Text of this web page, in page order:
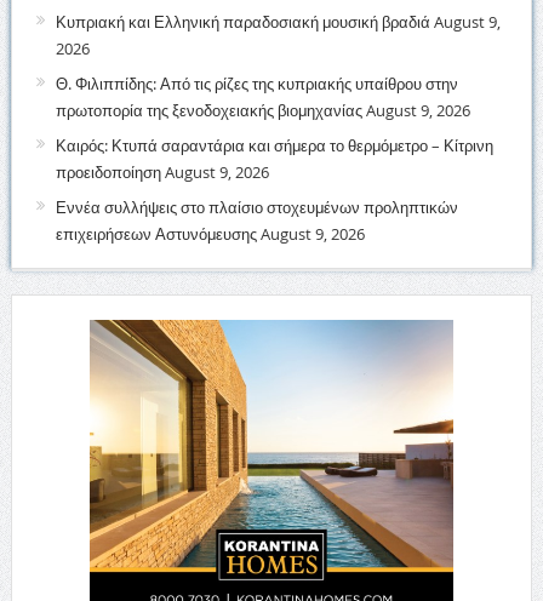
Κυπριακή και Ελληνική παραδοσιακή μουσική βραδιά August 9,
2026
Θ. Φιλιππίδης: Από τις ρίζες της κυπριακής υπαίθρου στην
πρωτοπορία της ξενοδοχειακής βιομηχανίαςAugust 9, 2026
Καιρός: Κτυπά σαραντάρια και σήμερα το θερμόμετρο – Κίτρινη
προειδοποίησηAugust 9, 2026
Εννέα συλλήψεις στο πλαίσιο στοχευμένων προληπτικών
επιχειρήσεων ΑστυνόμευσηςAugust 9, 2026